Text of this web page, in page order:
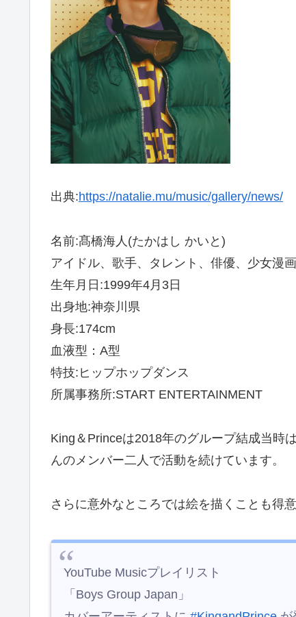
出典:https://natalie.mu/music/gallery/news/
名前:髙橋海人(たかはし かいと)
アイドル、歌手、タレント、俳優、少女漫
生年月日:1999年4月3日
出身地:神奈川県
身長:174cm
血液型：A型
特技:ヒップホップダンス
所属事務所:START ENTERTAINMENT
King＆Princeは2018年のグループ結成当時
んのメンバー二人で活動を続けています。
さらに意外なところでは絵を描くことも得
YouTube Musicプレイリスト
「Boys Group Japan」